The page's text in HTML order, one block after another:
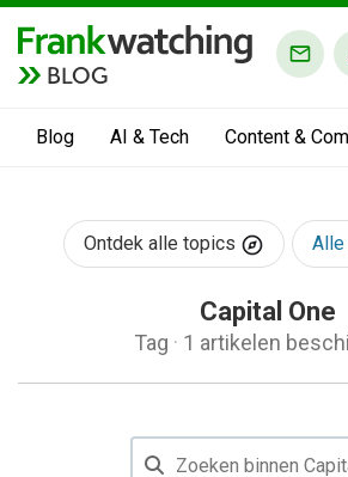
BLOG
Blog AI & Tech Content &
Ontdek alle topics Alle
Capital One
Tag · 1 artikelen